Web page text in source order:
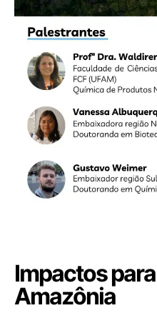
Impactos
Amazônia